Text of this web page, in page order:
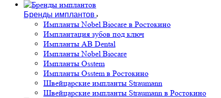
Бренды имплантов
Импланты Nobel Biocare в Ростокино
Имплантация зубов под ключ
Импланты AB Dental
Импланты Nobel Biocare
Импланты Osstem
Импланты Osstem в Ростокино
Швейцарские импланты Straumann
Швейцарские импланты Straumann в Ростокино